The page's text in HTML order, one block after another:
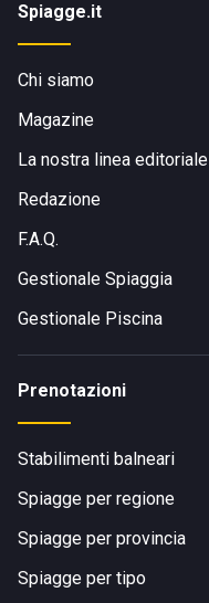
Spiagge.it
Chi siamo
Magazine
La nostra linea editoriale
Redazione
F.A.Q.
Gestionale Spiaggia
Gestionale Piscina
Prenotazioni
Stabilimenti balneari
Spiagge per regione
Spiagge per provincia
Spiagge per tipo